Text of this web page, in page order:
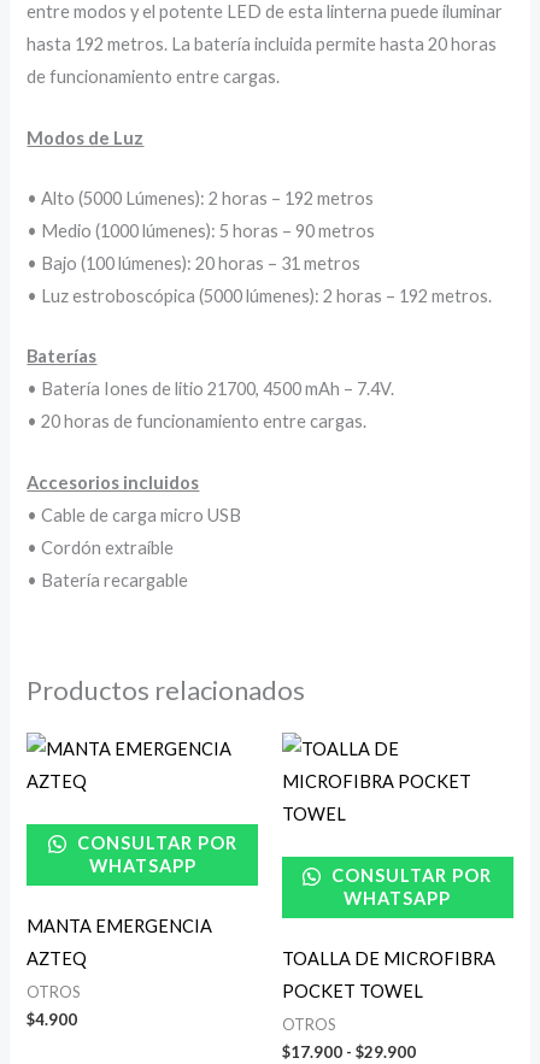
entre modos y el potente LED de esta linterna puede iluminar
hasta 192 metros. La batería incluida permite hasta 20 horas
de funcionamiento entre cargas.
Modos de Luz
• Alto (5000 Lúmenes): 2 horas – 192 metros
• Medio (1000 lúmenes): 5 horas – 90 metros
• Bajo (100 lúmenes): 20 horas – 31 metros
• Luz estroboscópica (5000 lúmenes): 2 horas – 192 metros.
Baterías
• Batería Iones de litio 21700, 4500 mAh – 7.4V.
• 20 horas de funcionamiento entre cargas.
Accesorios incluidos
• Cable de carga micro USB
• Cordón extraíble
• Batería recargable
Productos relacionados
CONSULTAR POR
WHATSAPP
MANTA EMERGENCIA
AZTEQ
OTROS
$4.900
CONSULTAR POR
WHATSAPP
TOALLA DE MICROFIBRA
POCKET TOWEL
OTROS
$17.900 - $29.900
precios:
$29.900